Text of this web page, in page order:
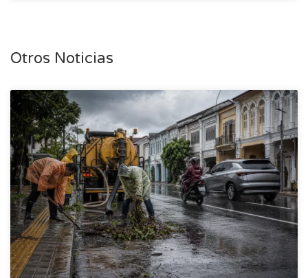
Otros Noticias